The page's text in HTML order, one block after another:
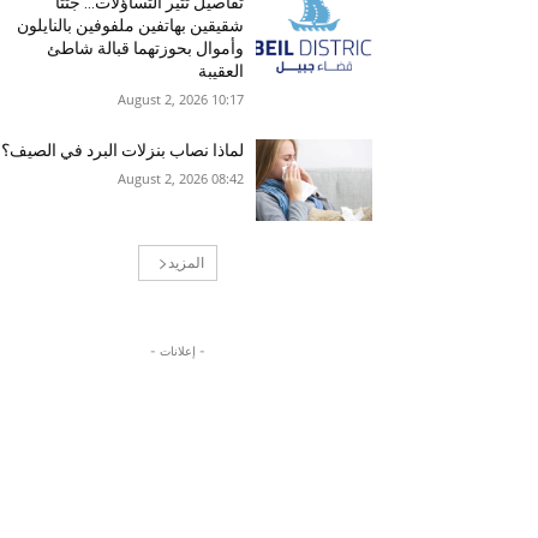
شقيقين بهاتفين ملفوفين بالنايلون
وأموال بحوزتهما قبالة شاطئ
العقيبة
10:17 2026 ,August 2
لماذا نصاب بنزلات البرد في الصيف؟
08:42 2026 ,August 2
المزيد
- إعلانات -